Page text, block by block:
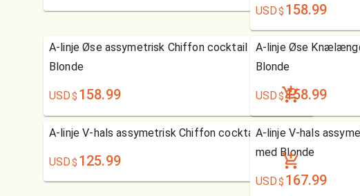
USD$ 158.99
A-linje Øse assymetrisk Chiffon cocktail Kjole med
Blonde
USD$ 158.99
A-linje Øse
Blonde
USD$158.99
A-linje V-hals assymetrisk Chiffon cocktail Kjole
USD$ 125.99
A-linje V-hals
med Blonde
USD$ 167.99